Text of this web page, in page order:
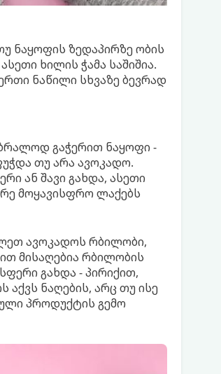
ნაყოფის ზედაპირზე ობის
ხილის ჭამა საშიშია.
ნაწილი სხვაზე ბევრად
გაჭერით ნაყოფი -
თუ არა ავოკადო.
ან შავი გახდა, ასეთი
მოყავისფრო ლაქებს
ავოკადოს რბილობი,
მისაღებია რბილობის
გახდა - პირიქით,
ნაღების, არც თუ ისე
პროდუქტის გემო